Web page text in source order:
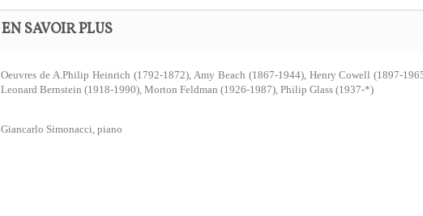
EN SAVOIR PLUS
Oeuvres de A.Philip Heinrich (1792-1872), Amy Beach (1867-1944), Henry Cowell (1897-
Leonard Bernstein (1918-1990), Morton Feldman (1926-1987), Philip Glass (1937-*)
Giancarlo Simonacci, piano